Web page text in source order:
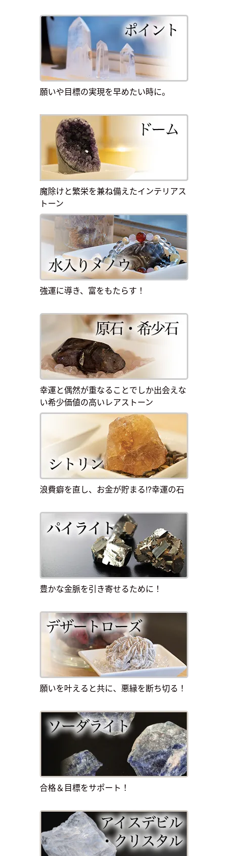
願いや目標の実現を早めたい時に。
魔除けと繁栄を兼ね備えたインテリアス
トーン
強運に導き、富をもたらす！
幸運と偶然が重なることでしか出会えな
い希少価値の高いレアストーン
浪費癖を直し、お金が貯まる!?幸運の石
豊かな金脈を引き寄せるために！
願いを叶えると共に、悪縁を断ち切る！
合格＆目標をサポート！